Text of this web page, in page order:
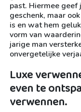
past. Hiermee
geschenk, maar
is en wat hem
vorm van
jarige man
onvergetelijke
Luxe
even te
verwennen.